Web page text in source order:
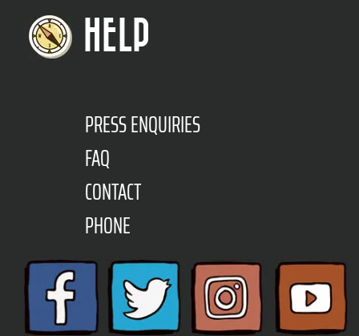
HELP
PRESS ENQUIRIES
FAQ
CONTACT
PHONE